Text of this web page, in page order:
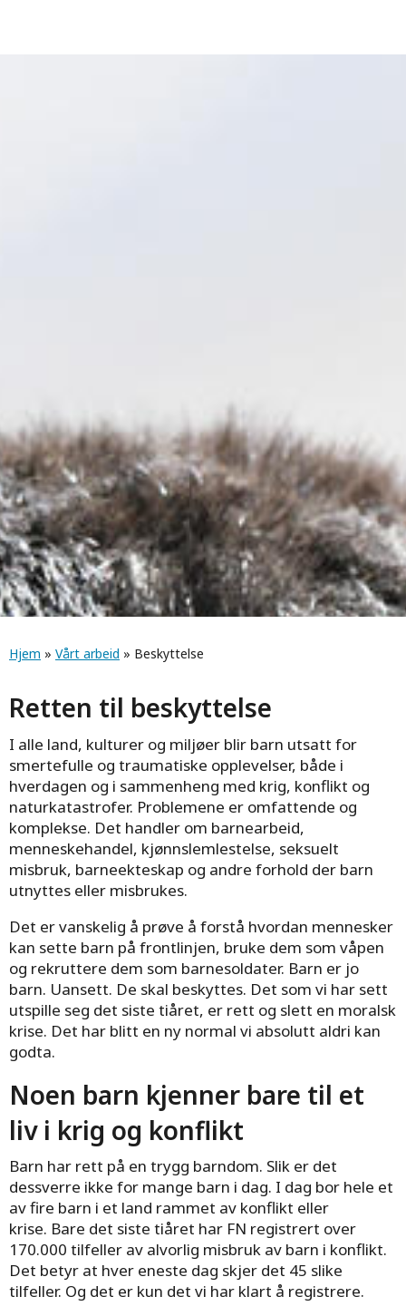
Navigasjonssti
Hjem » Vårt arbeid » Beskyttelse
Retten til beskyttelse
I alle land, kulturer og miljøer blir barn utsatt for
smertefulle og traumatiske opplevelser, både i
hverdagen og i sammenheng med krig, konflikt og
naturkatastrofer. Problemene er omfattende og
komplekse. Det handler om barnearbeid,
menneskehandel, kjønnslemlestelse, seksuelt
misbruk, barneekteskap og andre forhold der barn
utnyttes eller misbrukes.
Det er vanskelig å prøve å forstå hvordan mennesker
kan sette barn på frontlinjen, bruke dem som våpen
og rekruttere dem som barnesoldater. Barn er jo
barn. Uansett. De skal beskyttes. Det som vi har sett
utspille seg det siste tiåret, er rett og slett en moralsk
krise. Det har blitt en ny normal vi absolutt aldri kan
godta.
Noen barn kjenner bare til et
liv i krig og konflikt
Barn har rett på en trygg barndom. Slik er det
dessverre ikke for mange barn i dag. I dag bor hele et
av fire barn i et land rammet av konflikt eller
krise. Bare det siste tiåret har FN registrert over
170.000 tilfeller av alvorlig misbruk av barn i konflikt.
Det betyr at hver eneste dag skjer det 45 slike
tilfeller. Og det er kun det vi har klart å registrere.